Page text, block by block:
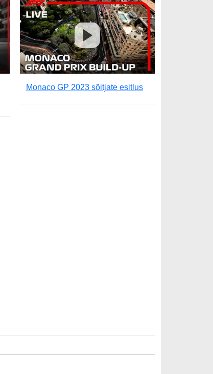
Monaco GP 2023 sõitjate esitlus